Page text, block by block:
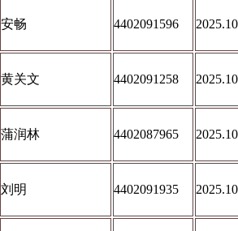
安畅 4402091596
黄关文 4402091258
蒲润林 4402087965
刘明 4402091935